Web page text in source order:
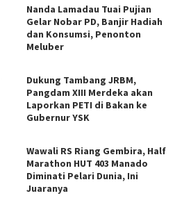
Nanda Lamadau Tuai Pujian
Gelar Nobar PD, Banjir Hadiah
dan Konsumsi, Penonton
Meluber
Dukung Tambang JRBM,
Pangdam XIII Merdeka akan
Laporkan PETI di Bakan ke
Gubernur YSK
Wawali RS Riang Gembira, Half
Marathon HUT 403 Manado
Diminati Pelari Dunia, Ini
Juaranya